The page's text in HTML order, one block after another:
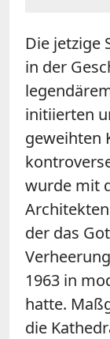
Die jetzige
in der
initiierten
geweihten
wurde mit
der das
1963 in
hatte.
die